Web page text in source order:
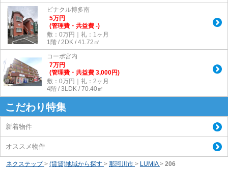
ピナクル博多南
5万円
(管理費・共益費 -)
敷：0万円｜礼：1ヶ月
1階 / 2DK / 41.72㎡
コーポ宮内
7万円
(管理費・共益費 3,000円)
敷：0万円｜礼：2ヶ月
4階 / 3LDK / 70.40㎡
こだわり特集
新着物件
オススメ物件
ネクステップ > (賃貸)地域から探す > 那珂川市 > LUMIA > 206